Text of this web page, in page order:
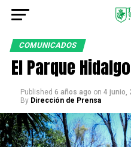
COMUNICADOS
El Parque
Published 6 años ago on 4 junio,
By Dirección de Prensa